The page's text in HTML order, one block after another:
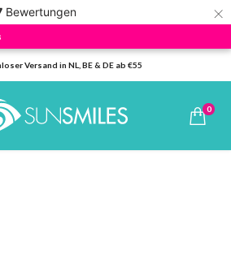
Bewertungen ×
Versand in NL, BE & DE ab €55
0